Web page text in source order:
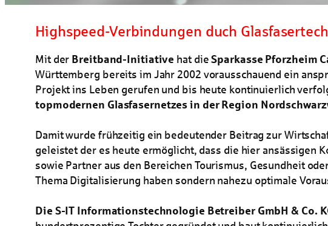
Highspeed-Verbindungen duch
Mit der Breitband-Initiative hat dieSparkasse Pforzheim
Württemberg bereits im Jahr 2002 vorausschauend ein
Projekt ins Leben gerufen und bis heute kontinuierlich
topmodernen Glasfasernetzes in der Region
Damit wurde frühzeitig ein bedeutender Beitrag zur
geleistet der es heute ermöglicht, dass die hier ansässigen
sowie Partner aus den Bereichen Tourismus, Gesundheit
Thema Digitalisierung haben sondern nahezu optimale
Die S-IT Informationstechnologie Betreiber GmbH & Co.